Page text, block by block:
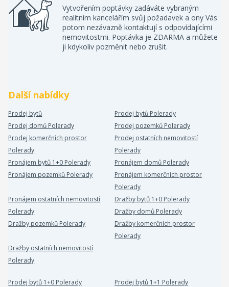
Vytvořením poptávky zadáváte vybraným
realitním kancelářím svůj požadavek a ony Vás
potom nezávazně kontaktují s odpovídajícími
nemovitostmi. Poptávka je ZDARMA a můžete
ji kdykoliv pozměnit nebo zrušit.
Další nabídky
Prodej bytů
Prodej bytů Polerady
Prodej domů Polerady
Prodej pozemků Polerady
Prodej komerčních prostor
Polerady
Prodej ostatních nemovitostí
Polerady
Pronájem bytů 1+0 Polerady
Pronájem domů Polerady
Pronájem pozemků Polerady
Pronájem komerčních prostor
Polerady
Pronájem ostatních nemovitostí
Polerady
Dražby bytů 1+0 Polerady
Dražby domů Polerady
Dražby pozemků Polerady
Dražby komerčních prostor
Polerady
Dražby ostatních nemovitostí
Polerady
Prodej bytů 1+0 Polerady
Prodej bytů 1+1 Polerady